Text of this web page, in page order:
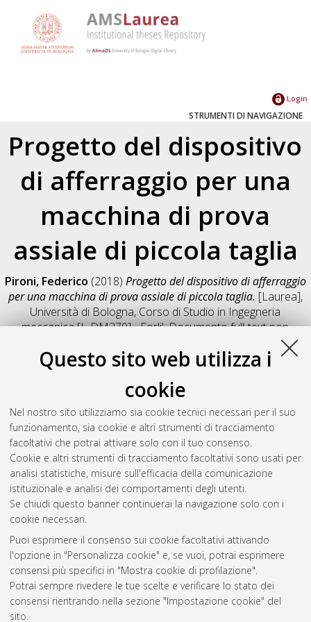
Questo sito web utilizza i
cookie
Nel nostro sito utilizziamo sia cookie tecnici necessari per il suo
funzionamento, sia cookie e altri strumenti di tracciamento
facoltativi che potrai attivare solo con il tuo consenso.
Cookie e altri strumenti di tracciamento facoltativi sono usati per
analisi statistiche, misure sull'efficacia della comunicazione
istituzionale e analisi dei comportamenti degli utenti.
Se chiudi questo banner continuerai la navigazione solo con i
cookie necessari.
Puoi esprimere il consenso sui cookie facoltativi attivando
l'opzione in "Personalizza cookie" e, se vuoi, potrai esprimere
consensi più specifici in "Mostra cookie di profilazione".
Potrai sempre rivedere le tue scelte e verificare lo stato dei
consensi rientrando nella sezione "Impostazione cookie" del
sito.
Login
STRUMENTI DI NAVIGAZIONE
Progetto del dispositivo
di afferraggio per una
macchina di prova
assiale di piccola taglia
Pironi, Federico (2018) Progetto del dispositivo di afferraggio
per una macchina di prova assiale di piccola taglia. [Laurea],
Università di Bologna, Corso di Studio in Ingegneria
meccanica [L-DM270] - Forli', Documento full-text non
Salva citazione
Condividi
Il full-text non è disponibile per scelta dell'autore. (
Abstract
Altri metadati
Gestione del documento:
Atom
Rss 1.0
Rss 2.0